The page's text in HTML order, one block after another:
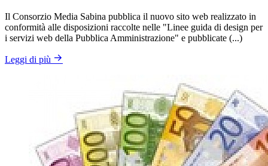
Il Consorzio Media Sabina pubblica il nuovo sito web realizzato in
conformità alle disposizioni raccolte nelle "Linee guida di design per
i servizi web della Pubblica Amministrazione" e pubblicate (...)
Leggi di più